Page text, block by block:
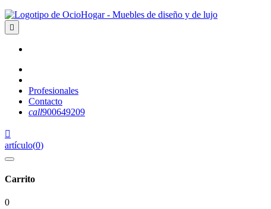

Profesionales
Contacto
call900649209

artículo(0)
Carrito
0